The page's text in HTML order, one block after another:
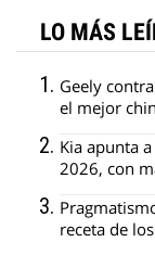
LO MÁS
Geely
el mejor
Kia apunta
2026, con
receta de